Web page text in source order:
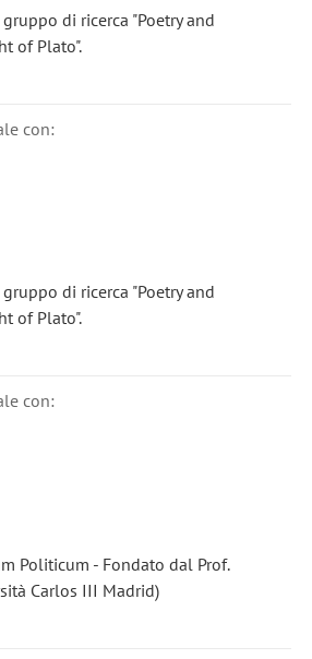
di ricerca "Poetry and
of Plato".
con:
di ricerca "Poetry and
of Plato".
con:
Politicum - Fondato dal Prof.
Carlos III Madrid)